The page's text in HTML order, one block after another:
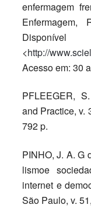
enfermagem
Enfermagem,
<http://
Acesso em: 30
PFLEEGER,
and Practice, v.
792 p.
PINHO, J. A. G
lismoe
internet e
São Paulo, v.